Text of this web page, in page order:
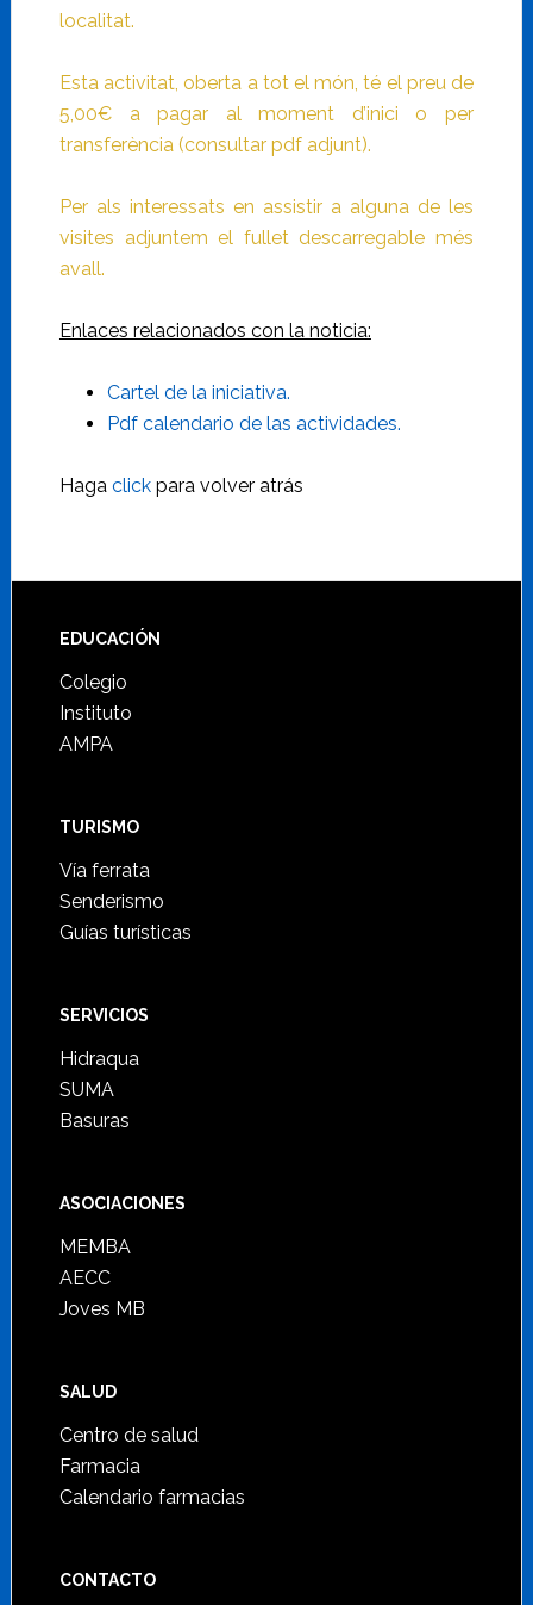
localitat.
Esta activitat, oberta a tot el món, té el preu de
5,00€ a pagar al moment d’inici o per
transferència (consultar pdf adjunt).
Per als interessats en assistir a alguna de les
visites adjuntem el fullet descarregable més
avall.
Enlaces relacionados con la noticia:
Cartel de la iniciativa.
Pdf calendario de las actividades.
Haga clickpara volver atrás
Footer
EDUCACIÓN
Colegio
Instituto
AMPA
TURISMO
Vía ferrata
Senderismo
Guías turísticas
SERVICIOS
Hidraqua
SUMA
Basuras
ASOCIACIONES
MEMBA
AECC
Joves MB
SALUD
Centro de salud
Farmacia
Calendario farmacias
CONTACTO